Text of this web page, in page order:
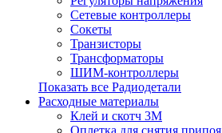
Сетевые контроллеры
Сокеты
Транзисторы
Трансформаторы
ШИМ-контроллеры
Показать все Радиодетали
Расходные материалы
Клей и скотч 3M
Оплетка для снятия припоя